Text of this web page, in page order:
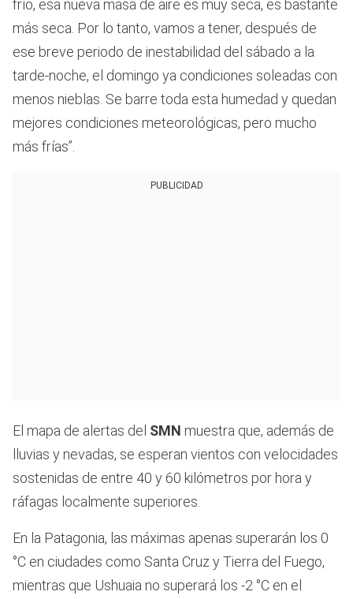
frío, esa nueva masa de aire es muy seca, es bastante
más seca. Por lo tanto, vamos a tener, después de
ese breve periodo de inestabilidad del sábado a la
tarde-noche, el domingo ya condiciones soleadas con
menos nieblas. Se barre toda esta humedad y quedan
mejores condiciones meteorológicas, pero mucho
más frías”.
PUBLICIDAD
El mapa de alertas del SMN muestra que, además de
lluvias y nevadas, se esperan vientos con velocidades
sostenidas de entre 40 y 60 kilómetros por hora y
ráfagas localmente superiores.
En la Patagonia, las máximas apenas superarán los 0
°C en ciudades como Santa Cruz y Tierra del Fuego,
mientras que Ushuaia no superará los -2 °C en el